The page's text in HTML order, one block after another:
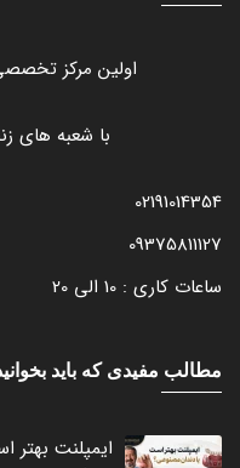
اولین مرکز
با شعبه های
02191014354
09375811127
ساعات کاری : 10 الی 20
مطالب مفیدی که باید